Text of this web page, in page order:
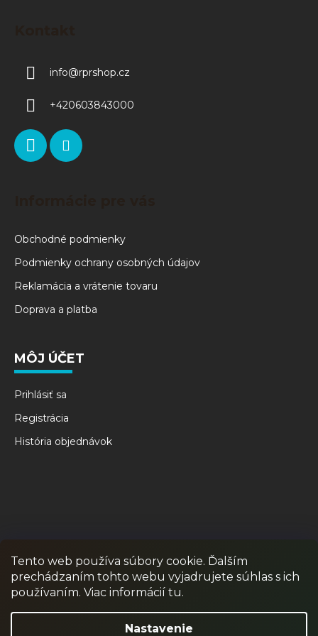
Tento web používa súbory cookie. Ďalším
prechádzaním tohto webu vyjadrujete súhlas s ich
používaním. Viac informácií tu.
Nastavenie
info@rprshop.cz
+420603843000
Obchodné podmienky
Podmienky ochrany osobných údajov
Reklamácia a vrátenie tovaru
Doprava a platba
MÔJ ÚČET
Prihlásiť sa
Registrácia
História objednávok
RPR GAMES PAINTBALL JUNIOR PAINTBALL